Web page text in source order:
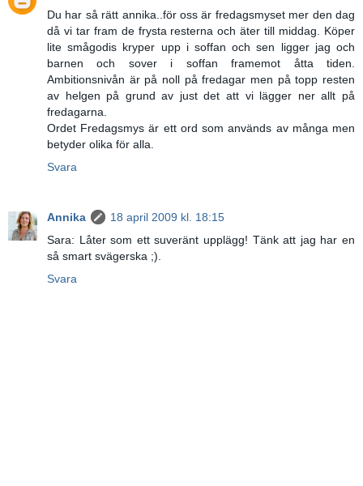
Du har så rätt annika..för oss är fredagsmyset mer den dag
då vi tar fram de frysta resterna och äter till middag. Köper
lite smågodis kryper upp i soffan och sen ligger jag och
barnen och sover i soffan framemot åtta tiden.
Ambitionsnivån är på noll på fredagar men på topp resten
av helgen på grund av just det att vi lägger ner allt på
fredagarna.
Ordet Fredagsmys är ett ord som används av många men
betyder olika för alla.
Svara
Annika
18 april 2009 kl. 18:15
Sara: Låter som ett suveränt upplägg! Tänk att jag har en
så smart svägerska ;).
Svara